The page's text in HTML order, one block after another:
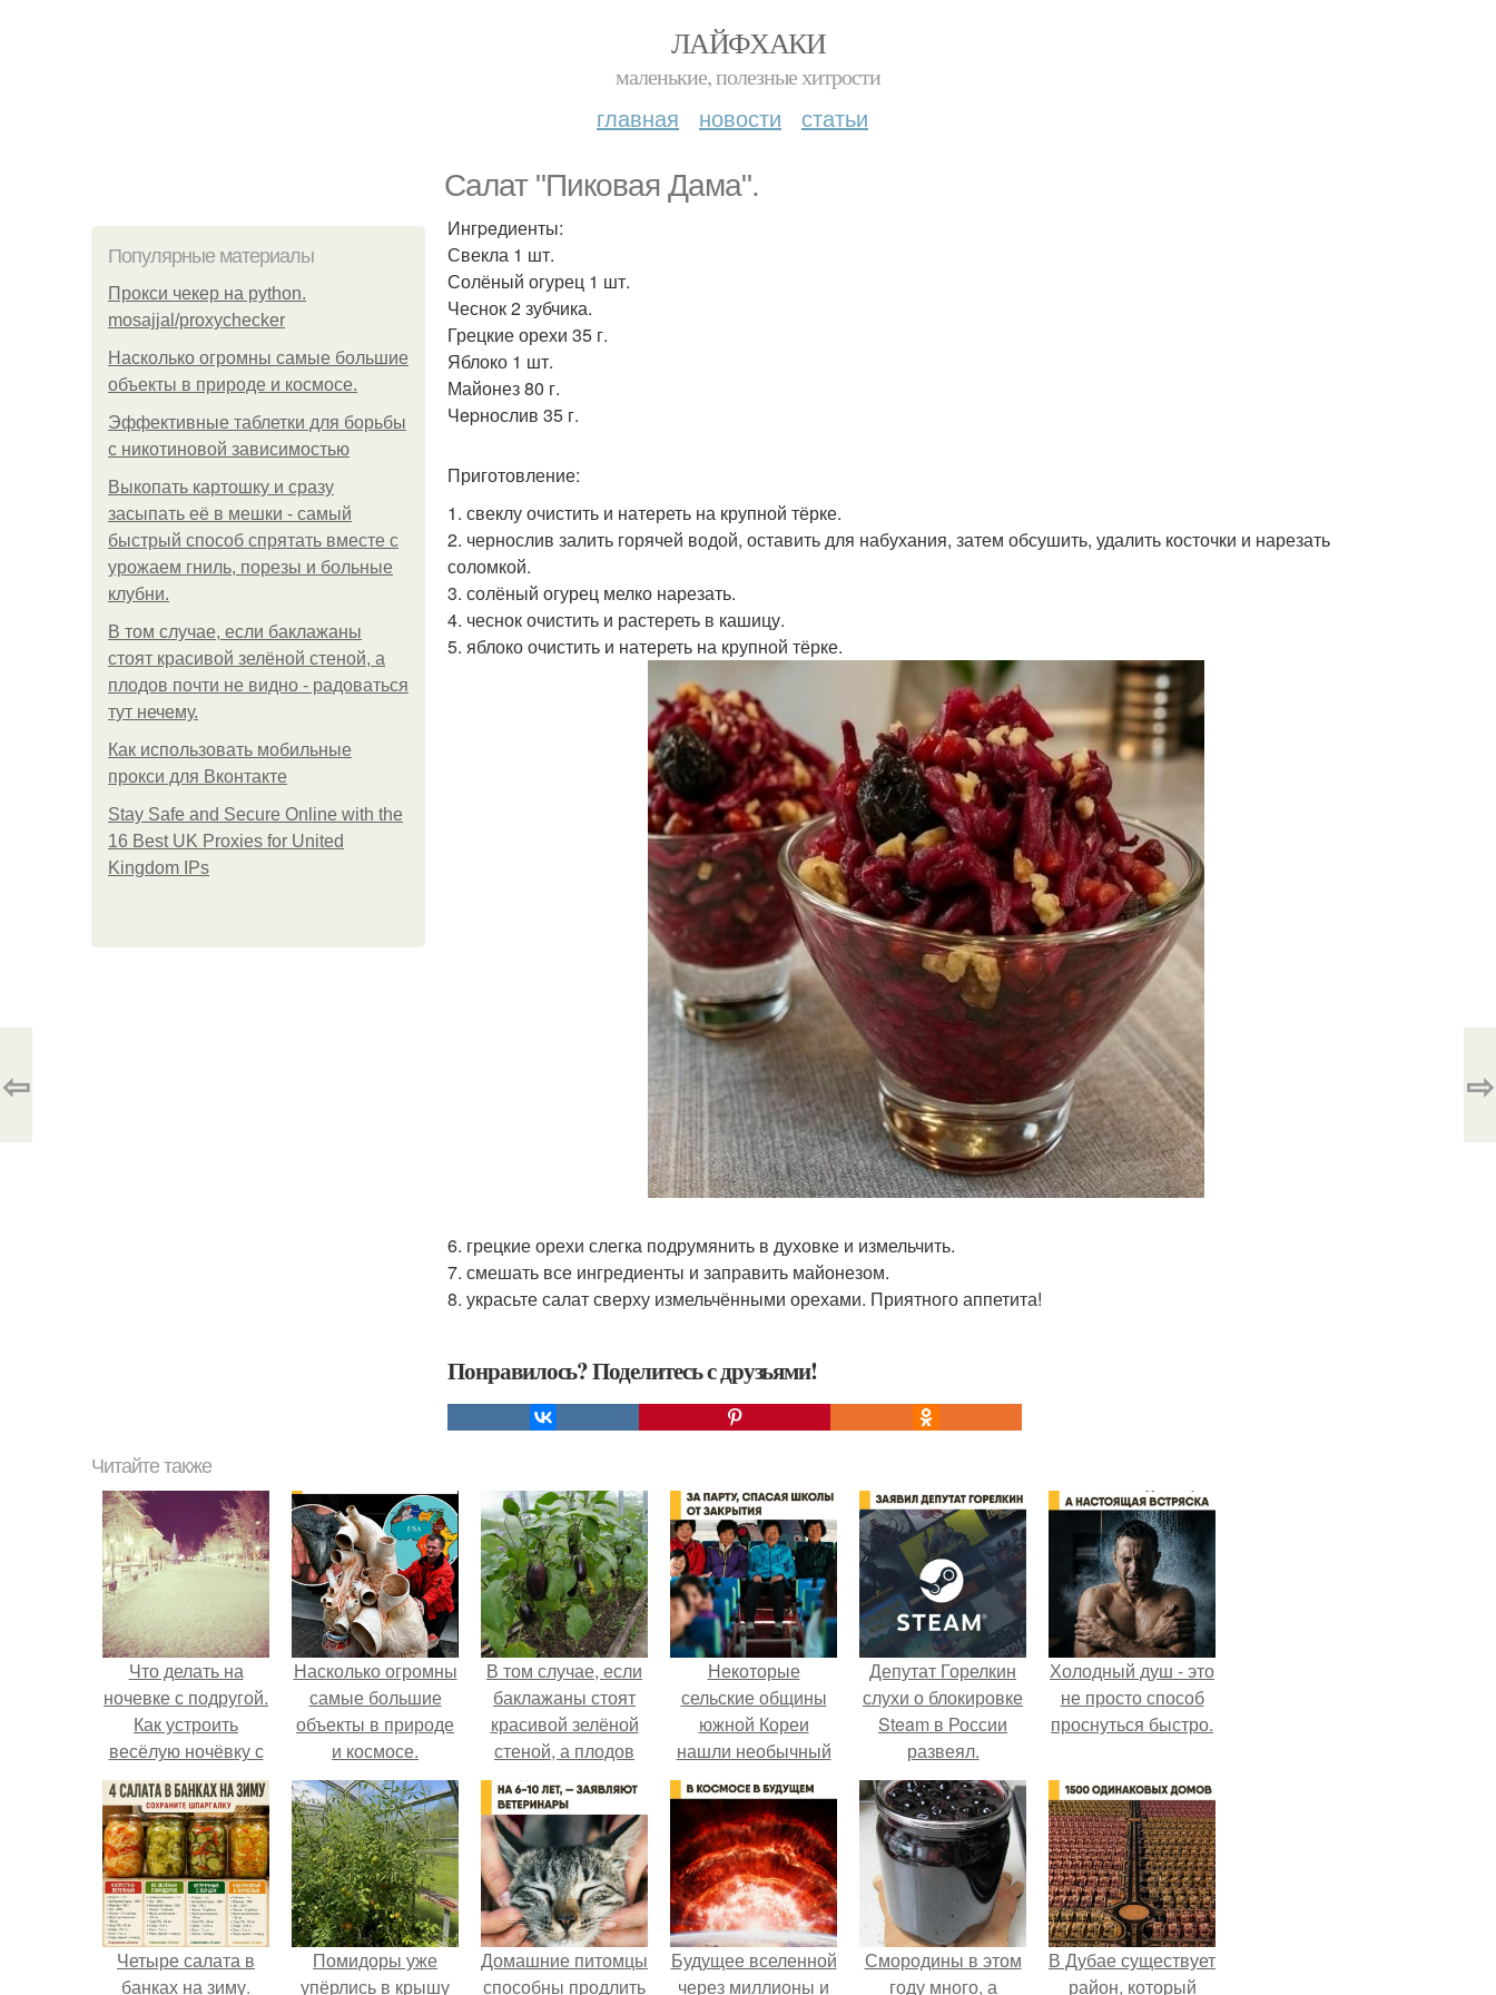
ЛАЙФХАКИ
маленькие, полезные хитрости
главная новости статьи
Caлат "Пиковая Дама".
Популярные материалы
Прокси чекер на python.
mosajjal/proxychecker
Насколько огромны самые большие
объекты в природе и космосе.
Эффективные таблетки для борьбы
с никотиновой зависимостью
Выкопать картошку и сразу
засыпать её в мешки - самый
быстрый способ спрятать вместе с
урожаем гниль, порезы и больные
клубни.
В том случае, если баклажаны
стоят красивой зелёной стеной, а
плодов почти не видно - радоваться
тут нечему.
Как использовать мобильные
прокси для Вконтакте
Stay Safe and Secure Online with the
16 Best UK Proxies for United
Kingdom IPs
Ингpeдиенты:
Свекла 1 шт.
Солёный огурец 1 шт.
Чеснок 2 зубчика.
Грецкие орехи 35 г.
Яблоко 1 шт.
Майонез 80 г.
Чepнослив 35 г.
Приготовление:
1. свеклу очистить и натереть на крупной тёрке.
2. чернослив залить горячей водой, оставить для набухания, затем обсушить, удалить косточки и нарезать
соломкой.
3. солёный огурец мелко нарезать.
4. чеснок очистить и растереть в кашицу.
5. яблоко очистить и натереть на крупной тёрке.
6. грецкие орехи слегка подрумянить в духовке и измельчить.
7. смешать все ингредиенты и заправить майонезом.
8. украсьте салат сверху измельчёнными орехами. Приятного аппетита!
Понравилось? Поделитесь с друзьями!
⇦ ⇨
Читайте также
Что делать на
ночевке с подругой.
Как устроить
весёлую ночёвку с
подружками
Насколько огромны
самые большие
объекты в природе
и космосе.
В том случае, если
баклажаны стоят
красивой зелёной
стеной, а плодов
почти не видно -
радоваться тут
нечему.
Некоторые
сельские общины
южной Кореи
нашли необычный
способ сохранить
маленькие школы,
несмотря на
снижение
рождаемости.
Депутат Горелкин
слухи о блокировке
Steam в России
развеял.
Холодный душ - это
не просто способ
проснуться быстро.
Четыре салата в
банках на зиму.
Помидоры уже
упёрлись в крышу
Домашние питомцы
способны продлить
Будущее вселенной
через миллионы и
Смородины в этом
году много, а
В Дубае существует
район, который